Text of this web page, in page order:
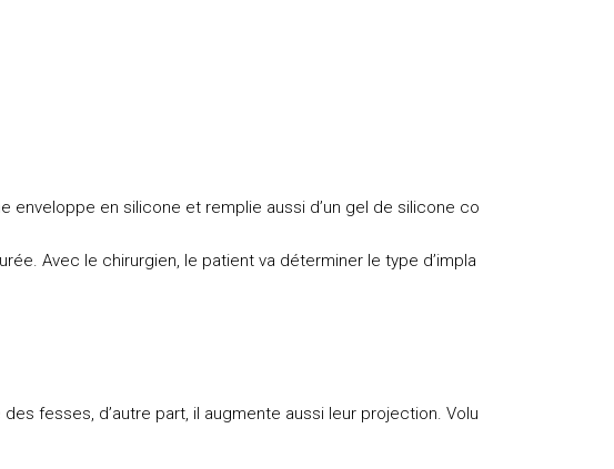
enveloppe en silicone et remplie aussi d’un gel de silicone co
Avec le chirurgien, le patient va déterminer le type d’impla
fesses, d’autre part, il augmente aussi leur projection. Volu